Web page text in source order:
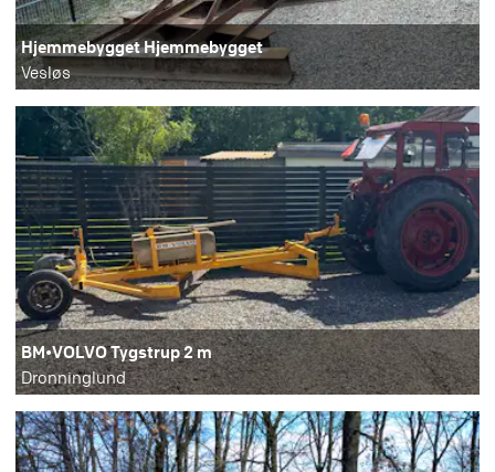
Hjemmebygget Hjemmebygget
Vesløs
BM•VOLVO Tygstrup 2 m
Dronninglund